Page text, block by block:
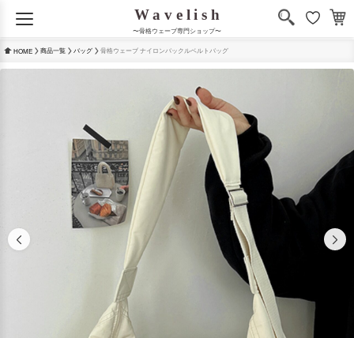
〜骨格ウェーブ専門ショップ〜
HOME 商品一覧 バッグ 骨格ウェーブ ナイロンバックルベルトバッグ